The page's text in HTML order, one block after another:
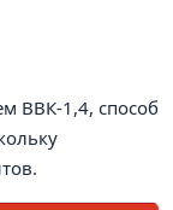
ВВК-1,4, способ